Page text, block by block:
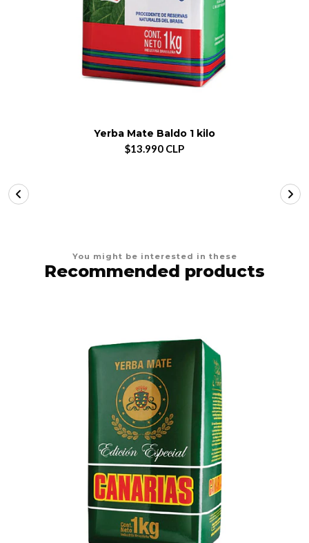
Yerba Mate Baldo 1 kilo
$13.990 CLP
You might be interested in these
Recommended products